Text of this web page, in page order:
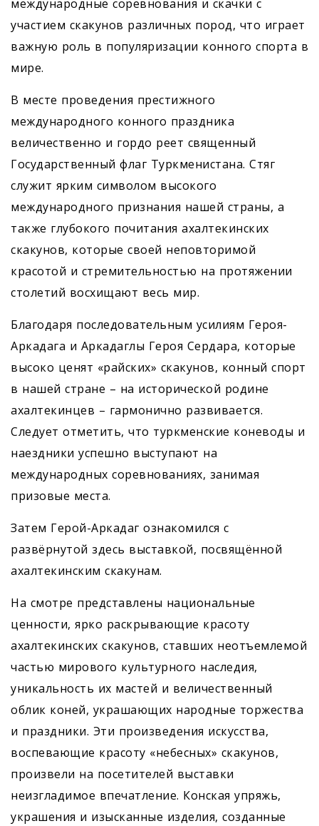
международные соревнования и скачки с
участием скакунов различных пород, что играет
важную роль в популяризации конного спорта в
мире.
В месте проведения престижного
международного конного праздника
величественно и гордо реет священный
Государственный флаг Туркменистана. Стяг
служит ярким символом высокого
международного признания нашей страны, а
также глубокого почитания ахалтекинских
скакунов, которые своей неповторимой
красотой и стремительностью на протяжении
столетий восхищают весь мир.
Благодаря последовательным усилиям Героя-
Аркадага и ­Аркадаглы Героя Сердара, которые
высоко ценят «райских» скакунов, конный спорт
в нашей стране – на исторической родине
ахалтекинцев – гармонично развивается.
Следует отметить, что туркменские коневоды и
наездники успешно выступают на
международных соревнованиях, занимая
призовые места.
Затем Герой-Аркадаг ознакомился с
развёрнутой здесь выставкой, посвящённой
ахалтекинским скакунам.
На смотре представлены национальные
ценности, ярко раскрывающие красоту
ахалтекинских скакунов, ставших неотъемлемой
час­тью мирового культурного наследия,
уникальность их мастей и величественный
облик коней, украшающих народные торжества
и праздники. Эти произведения искусства,
воспевающие красоту «небесных» скакунов,
произвели на посетителей выставки
неизгладимое впечатление. Конская упряжь,
украшения и изысканные изделия, созданные